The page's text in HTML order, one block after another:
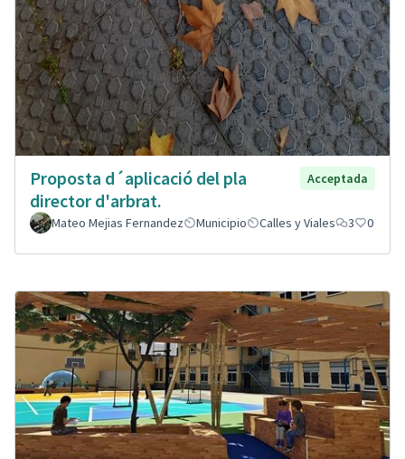
Proposta d´aplicació del pla
director d'arbrat.
Acceptada
Mateo Mejias Fernandez Municipio Calles y Viales 3 0